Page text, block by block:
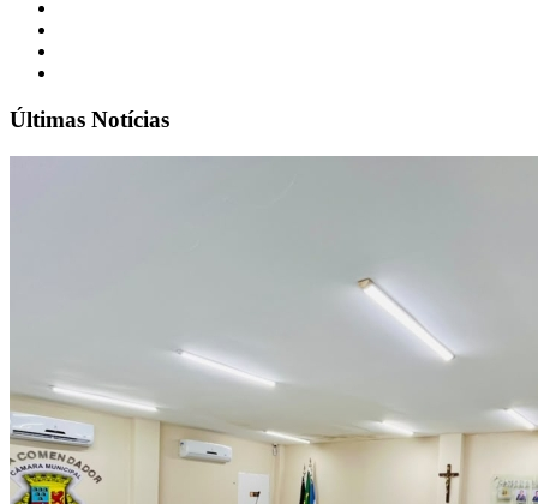
Últimas Notícias